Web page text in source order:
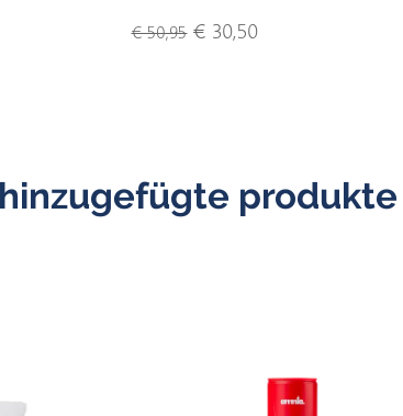
€ 50,95€ 30,50
produkte